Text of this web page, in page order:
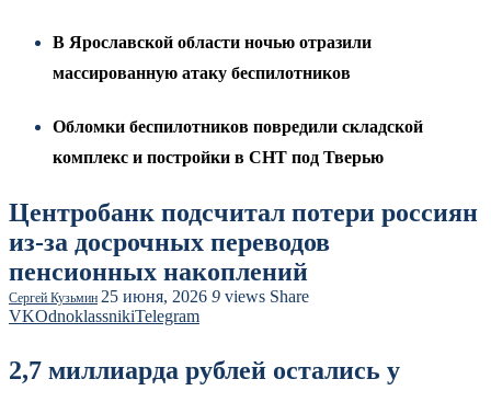
В Ярославской области ночью отразили
массированную атаку беспилотников
Обломки беспилотников повредили складской
комплекс и постройки в СНТ под Тверью
Центробанк подсчитал потери россиян
из-за досрочных переводов
пенсионных накоплений
Сергей Кузьмин 25 июня, 2026 9 views Share
VKOdnoklassnikiTelegram
2,7 миллиарда рублей остались у